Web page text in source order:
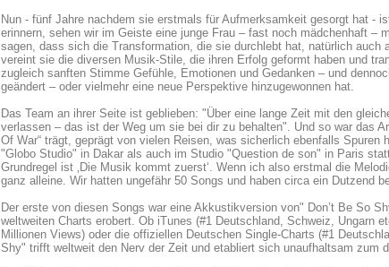
Nun - fünf Jahre nachdem sie erstmals für Aufmerksamkeit gesorgt hat -
erinnern, sehen wir im Geiste eine junge Frau – fast noch mädchenhaft –
sagen, dass sich die Transformation, die sie durchlebt hat, natürlich
vereint sie die diversen Musik-Stile, die ihren Erfolg geformt haben und
zugleich sanften Stimme Gefühle, Emotionen und Gedanken – und
geändert – oder vielmehr eine neue Perspektive hinzugewonnen hat.
Das Team an ihrer Seite ist geblieben: "Über eine lange Zeit mit den
verlassen – das ist der Weg um sie bei dir zu behalten". Und so war das
Of War“ trägt, geprägt von vielen Reisen, was sicherlich ebenfalls
"Globo Studio" in Dakar als auch im Studio "Question de son" in Paris
Grundregel ist ‚Die Musik kommt zuerst‘. Wenn ich also erstmal die
ganz alleine. Wir hatten ungefähr 50 Songs und haben circa ein Dutzend
Der erste von diesen Songs war eine Akkustikversion von" Don’t Be So
weltweiten Charts erobert. Ob iTunes (#1 Deutschland, Schweiz, Ungarn
Millionen Views) oder die offiziellen Deutschen Single-Charts (#1
Shy" trifft weltweit den Nerv der Zeit und etabliert sich unaufhaltsam zum